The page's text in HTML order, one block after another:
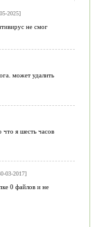
2025]
не смог
может удалить
что я шесть часов
03-2017]
0 файлов и не